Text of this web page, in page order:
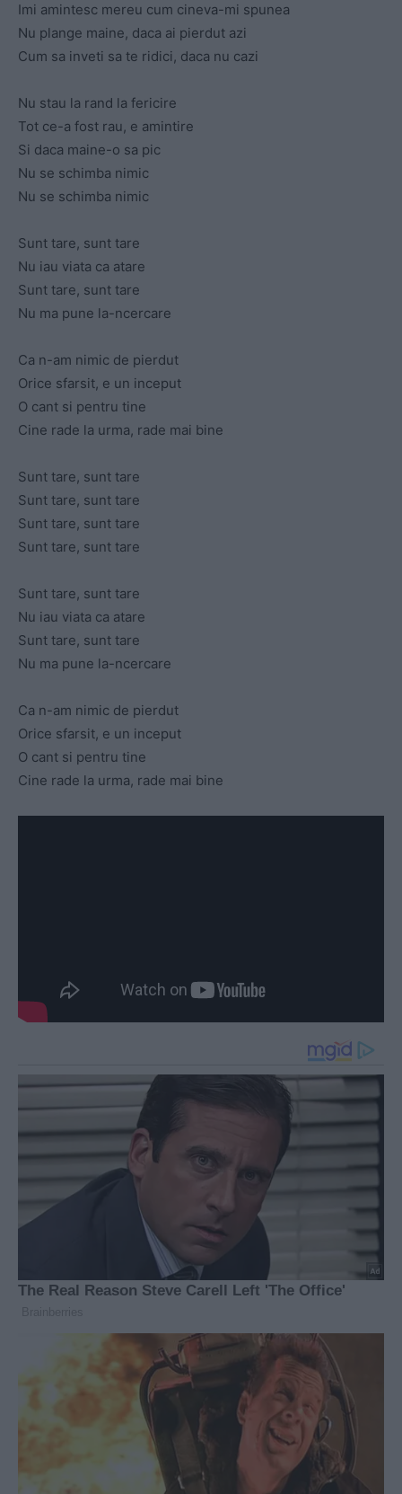
Imi amintesc mereu cum cineva-mi spunea
Nu plange maine, daca ai pierdut azi
Cum sa inveti sa te ridici, daca nu cazi
Nu stau la rand la fericire
Tot ce-a fost rau, e amintire
Si daca maine-o sa pic
Nu se schimba nimic
Nu se schimba nimic
Sunt tare, sunt tare
Nu iau viata ca atare
Sunt tare, sunt tare
Nu ma pune la-ncercare
Ca n-am nimic de pierdut
Orice sfarsit, e un inceput
O cant si pentru tine
Cine rade la urma, rade mai bine
Sunt tare, sunt tare
Sunt tare, sunt tare
Sunt tare, sunt tare
Sunt tare, sunt tare
Sunt tare, sunt tare
Nu iau viata ca atare
Sunt tare, sunt tare
Nu ma pune la-ncercare
Ca n-am nimic de pierdut
Orice sfarsit, e un inceput
O cant si pentru tine
Cine rade la urma, rade mai bine